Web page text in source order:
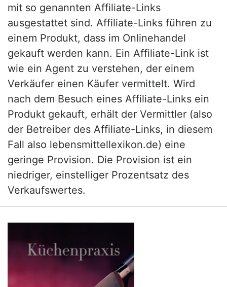
mit so genannten Affiliate-Links
ausgestattet sind. Affiliate-Links führen zu
einem Produkt, dass im Onlinehandel
gekauft werden kann. Ein Affiliate-Link ist
wie ein Agent zu verstehen, der einem
Verkäufer einen Käufer vermittelt. Wird
nach dem Besuch eines Affiliate-Links ein
Produkt gekauft, erhält der Vermittler (also
der Betreiber des Affiliate-Links, in diesem
Fall also lebensmittellexikon.de) eine
geringe Provision. Die Provision ist ein
niedriger, einstelliger Prozentsatz des
Verkaufswertes.